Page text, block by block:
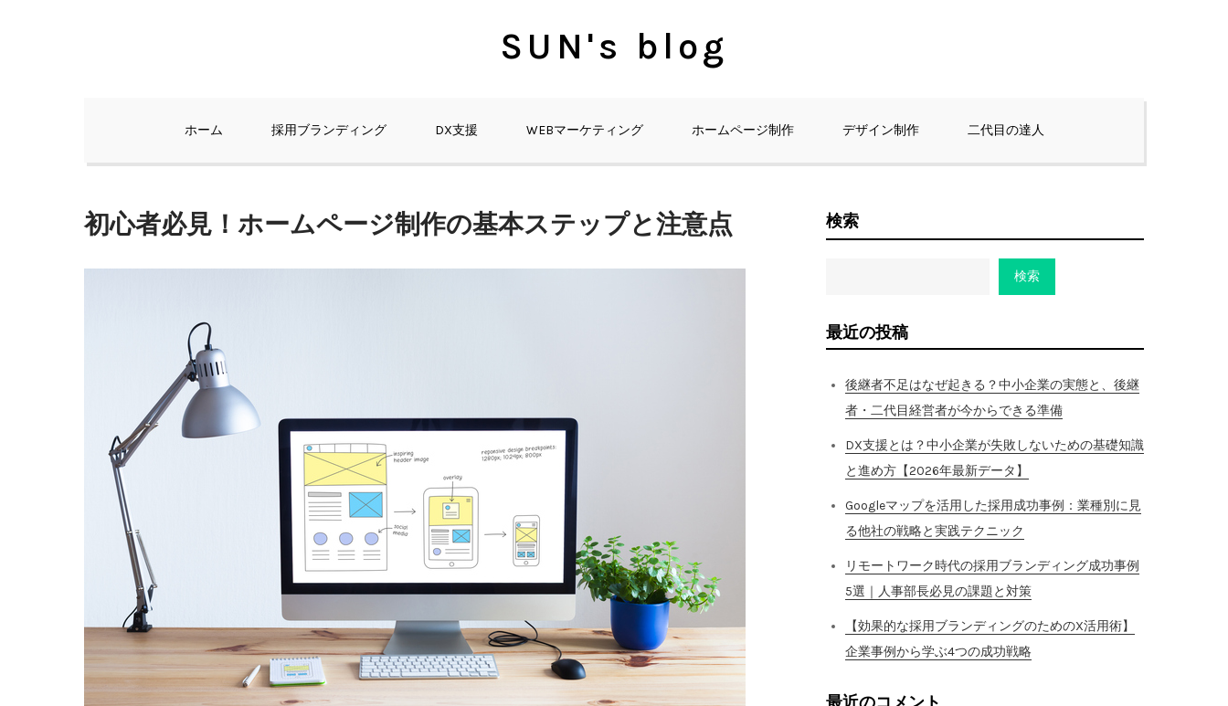
SUN's blog
ホーム 採用ブランディング DX支援 WEBマーケティング ホームページ制作 デザイン制作 二代目の達人
初心者必見！ホームページ制作の基本ステップと注意点 検索
検索
最近の投稿
後継者不足はなぜ起きる？中小企業の実態と、後継
者・二代目経営者が今からできる準備
DX支援とは？中小企業が失敗しないための基礎知識
と進め方【2026年最新データ】
Googleマップを活用した採用成功事例：業種別に見
る他社の戦略と実践テクニック
リモートワーク時代の採用ブランディング成功事例
5選｜人事部長必見の課題と対策
【効果的な採用ブランディングのためのX活用術】
企業事例から学ぶ4つの成功戦略